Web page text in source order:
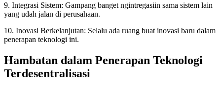
9. Integrasi Sistem: Gampang banget ngintregasiin sama sistem lain
yang udah jalan di perusahaan.
10. Inovasi Berkelanjutan: Selalu ada ruang buat inovasi baru dalam
penerapan teknologi ini.
Hambatan dalam Penerapan Teknologi
Terdesentralisasi